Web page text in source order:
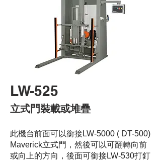
LW-525
立式門裝載或堆疊
此機台前面可以銜接LW-5000 ( DT-500)
Maverick立式門，然後可以可翻轉向前
或向上的方向，後面可銜接LW-530打釘